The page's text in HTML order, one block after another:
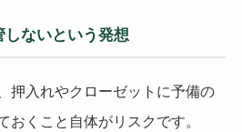
ないという発想
押入れやクローゼットに予備の
おくこと自体がリスクです。